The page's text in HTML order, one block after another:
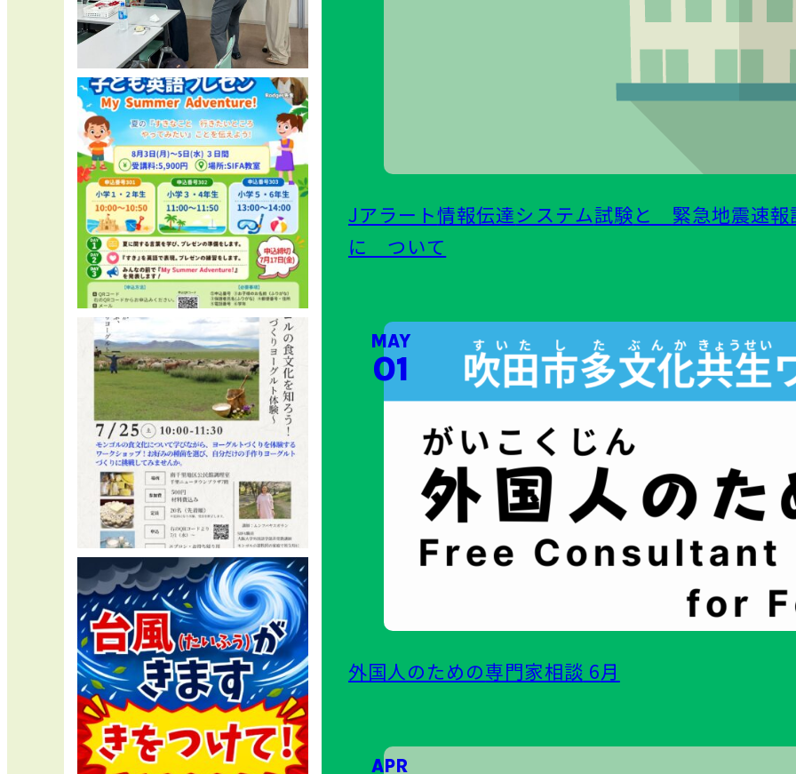
Jアラート情報伝達システム試験と 緊急地震速報
に ついて
MAY
01⁠
外国人 のための専門家相談 6月
APR